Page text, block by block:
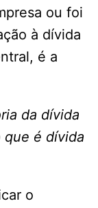
ou foi
à dívida
é a
da dívida
que é dívida
o